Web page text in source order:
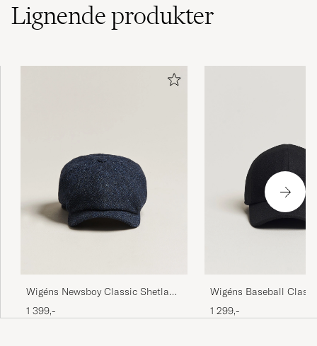
Lignendeprodukter
Wigéns Newsboy Classic Shetland
Wool Navy
1 399,-
Wigéns Baseball
Wool Black
1 299,-